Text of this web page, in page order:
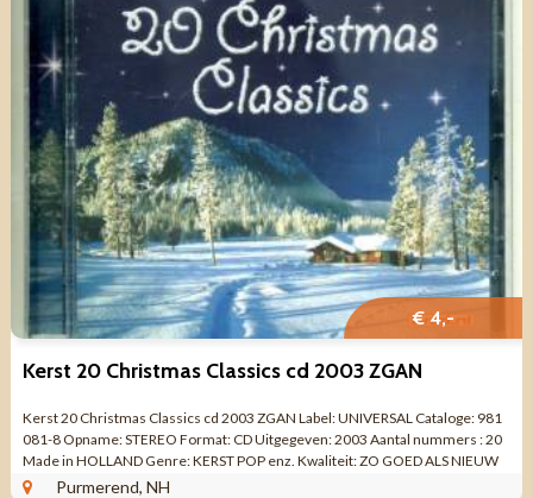
€ 4,-
Kerst 20 Christmas Classics cd 2003 ZGAN
Kerst 20 Christmas Classics cd 2003 ZGAN Label: UNIVERSAL Cataloge: 981
081-8 Opname: STEREO Format: CD Uitgegeven: 2003 Aantal nummers : 20
Made in HOLLAND Genre: KERST POP enz. Kwaliteit: ZO GOED ALS NIEUW
Tracklist CD: 1. ...
Purmerend, NH